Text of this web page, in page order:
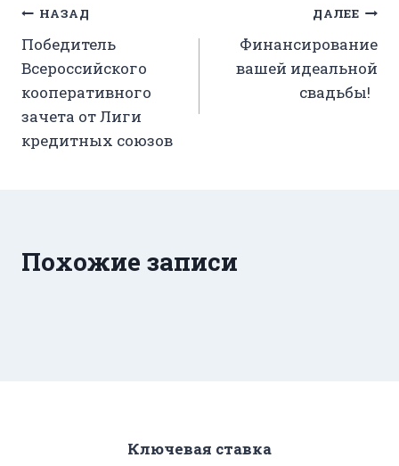
Навигация
по
записям
НАЗАД
Победитель
Всероссийского
кооперативного
зачета от Лиги
кредитных союзов
ДАЛЕЕ
Финансирование
вашей идеальной
свадьбы!
Похожие записи
Ключевая ставка